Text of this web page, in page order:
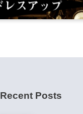
Recent Posts